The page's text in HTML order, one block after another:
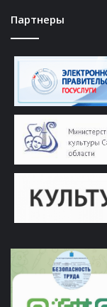
Партнеры